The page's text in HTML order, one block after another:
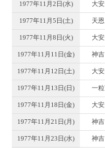
1977年11月2日(水) 大
1977年11月5日(土) 天
1977年11月8日(火) 大
1977年11月11日(金) 神
1977年11月12日(土) 大
1977年11月13日(日) 一
1977年11月18日(金) 大
1977年11月21日(月) 神
1977年11月23日(水) 神